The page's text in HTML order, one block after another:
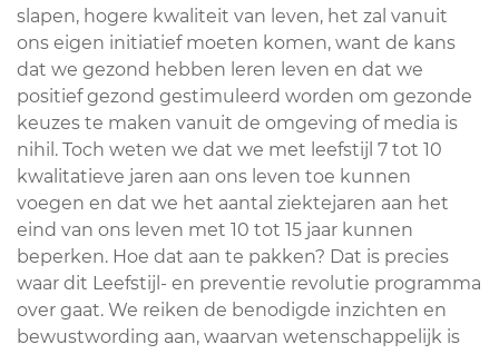
slapen, hogere kwaliteit van leven, het zal vanuit
ons eigen initiatief moeten komen, want de kans
dat we gezond hebben leren leven en dat we
positief gezond gestimuleerd worden om gezonde
keuzes te maken vanuit de omgeving of media is
nihil. Toch weten we dat we met leefstijl 7 tot 10
kwalitatieve jaren aan ons leven toe kunnen
voegen en dat we het aantal ziektejaren aan het
eind van ons leven met 10 tot 15 jaar kunnen
beperken. Hoe dat aan te pakken? Dat is precies
waar dit Leefstijl- en preventie revolutie programma
over gaat. We reiken de benodigde inzichten en
bewustwording aan, waarvan wetenschappelijk is